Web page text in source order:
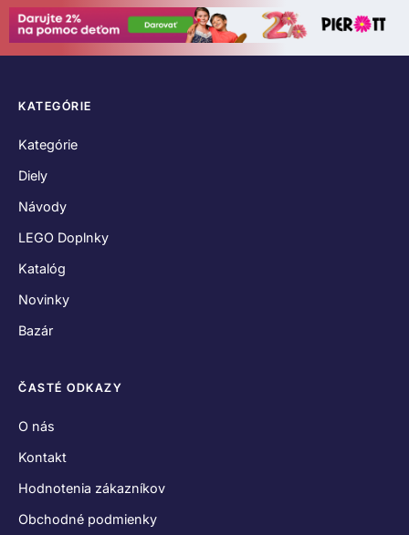
KATEGÓRIE
Kategórie
Diely
Návody
LEGO Doplnky
Katalóg
Novinky
Bazár
ČASTÉ ODKAZY
O nás
Kontakt
Hodnotenia zákazníkov
Obchodné podmienky